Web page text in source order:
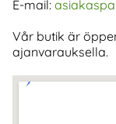
E-mail:
Vår butik är
ajanvarauksella.